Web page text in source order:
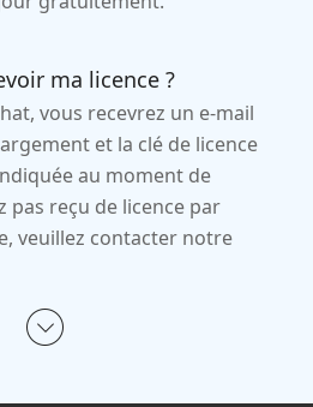
ma licence ?
vous recevrez un e-mail
et la clé de licence
au moment de
pas reçu de licence par
veuillez contacter notre